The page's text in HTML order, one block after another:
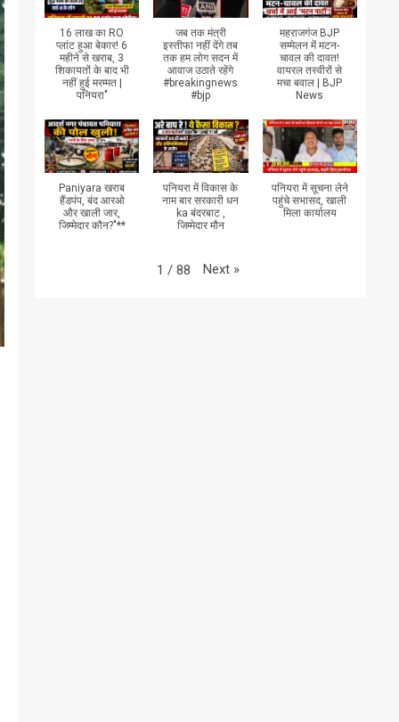
16 लाख का RO
प्लांट हुआ बेकार! 6
महीने से खराब, 3
शिकायतों के बाद भी
नहीं हुई मरम्मत |
पनियरा"
जब तक मंत्री
इस्तीफा नहीं देंगे तब
तक हम लोग सदन में
आवाज उठाते रहेंगे
#breakingnews
#bjp
महराजगंज BJP
सम्मेलन में मटन-
चावल की दावत!
वायरल तस्वीरों से
मचा बवाल | BJP
News
Paniyara खराब
हैंडपंप, बंद आरओ
और खाली जार,
जिम्मेदार कौन?"**
पनियरा में विकास के
नाम बार सरकारी धन
ka बंदरबाट ,
जिम्मेदार मौन
पनियरा में सूचना लेने
पहुंचे सभासद, खाली
मिला कार्यालय
1 / 88 Next »